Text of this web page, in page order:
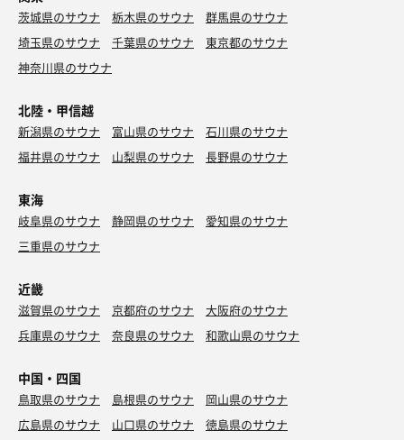
茨城県のサウナ 栃木県のサウナ
群馬県のサウナ
埼玉県のサウナ
千葉県のサウナ
東京都のサウナ
神奈川県のサウナ
北陸・甲信越
新潟県のサウナ 富山県のサウナ
石川県のサウナ
福井県のサウナ
山梨県のサウナ 長野県のサウナ
東海
岐阜県のサウナ 静岡県のサウナ
愛知県のサウナ
三重県のサウナ
近畿
滋賀県のサウナ 京都府のサウナ
大阪府のサウナ
兵庫県のサウナ
奈良県のサウナ 和歌山県のサウナ
中国・四国
鳥取県のサウナ 島根県のサウナ
岡山県のサウナ
広島県のサウナ
山口県のサウナ
徳島県のサウナ